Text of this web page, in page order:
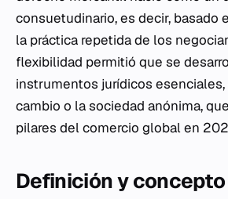
consuetudinario, es decir, basado
la práctica repetida de los
flexibilidad permitió que se
instrumentos jurídicos
cambio o la sociedad anónima,
pilares del comercio global en
Definición y concepto